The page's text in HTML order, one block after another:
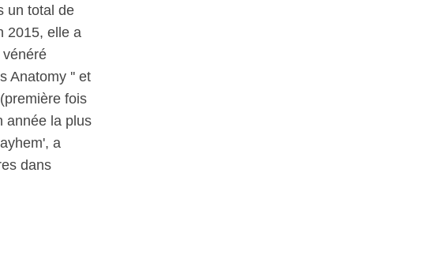
un total de
2015, elle a
Anatomy '' et
fois
année la plus
a
dans